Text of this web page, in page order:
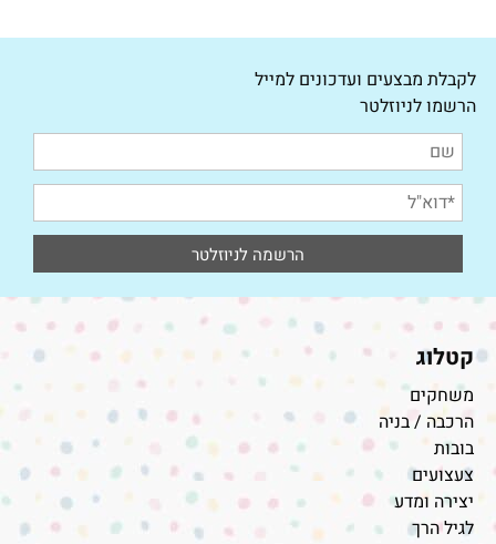
לקבלת מבצעים ועדכונים למייל
הרשמו לניוזלטר
קטלוג
משחקים
הרכבה / בניה
בובות
צעצועים
יצירה ומדע
לגיל הרך